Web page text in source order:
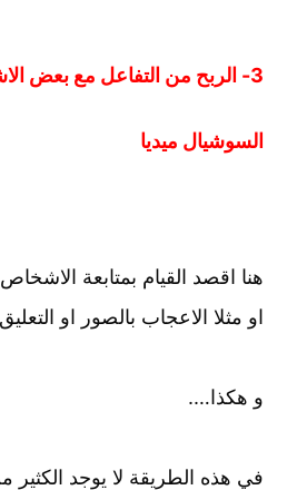
3- الربح من التفاعل مع بعض
السوشيال ميديا
هنا اقصد القيام بمتابعة الاشخاص
او مثلا الاعجاب بالصور او التعليق
و هكذا….
في هذه الطريقة لا يوجد الكثير من